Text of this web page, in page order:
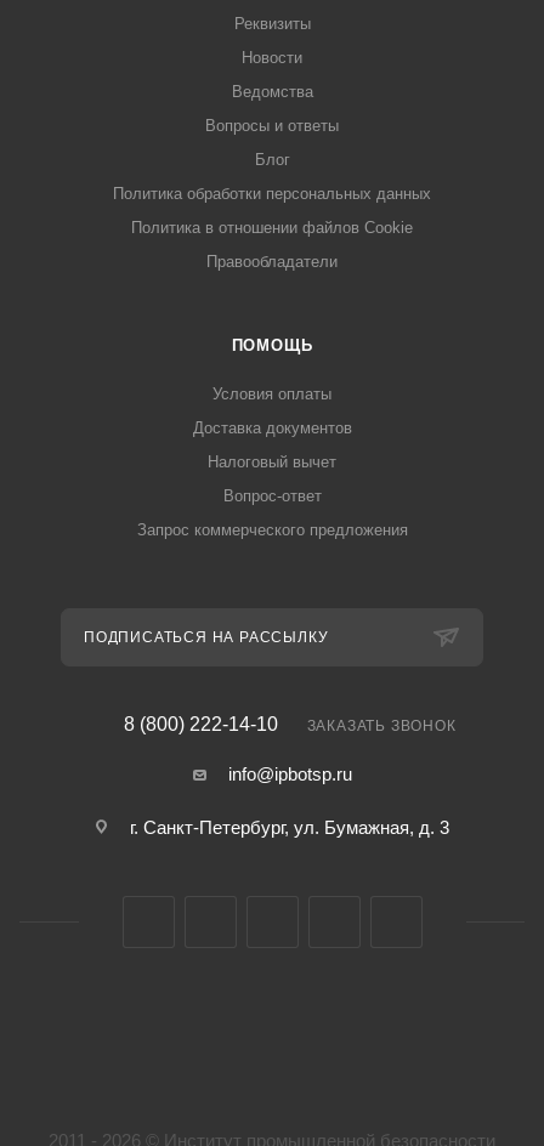
Реквизиты
Новости
Ведомства
Вопросы и ответы
Блог
Политика обработки персональных данных
Политика в отношении файлов Cookie
Правообладатели
ПОМОЩЬ
Условия оплаты
Доставка документов
Налоговый вычет
Вопрос-ответ
Запрос коммерческого предложения
ПОДПИСАТЬСЯ НА РАССЫЛКУ
8 (800) 222-14-10 ЗАКАЗАТЬ ЗВОНОК
info@ipbotsp.ru
г. Санкт-Петербург, ул. Бумажная, д. 3
2011 - 2026 © Институт промышленной безопасности